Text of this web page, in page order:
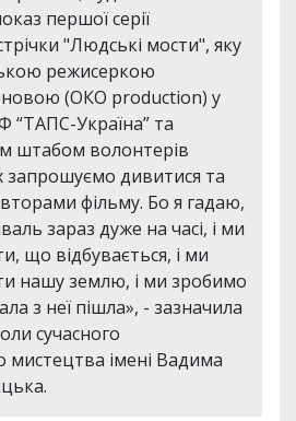
першої серії
"Людські мости", яку
режисеркою
(ОКО production) у
“ТАПС-Україна” та
штабом волонтерів
запрошуємо дивитися та
фільму. Бо я гадаю,
зараз дуже на часі, і ми
що відбувається, і ми
нашу землю, і ми зробимо
з неї пішла», - зазначила
сучасного
мистецтва імені Вадима